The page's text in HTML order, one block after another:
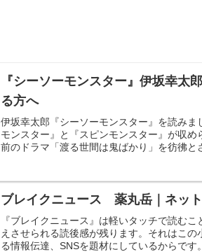
『シーソーモンスター』伊坂幸
る方へ
伊坂幸太郎『シーソーモンスター』を読み
モンスター』と『スピンモンスター』が収
前のドラマ「渡る世間は鬼ばかり」を彷彿
ブレイクニュース 薬丸岳｜ネッ
『ブレイクニュース』は軽いタッチで読む
えさせられる読後感が残ります。それはこ
る情報伝達、SNSを題材にしているからで